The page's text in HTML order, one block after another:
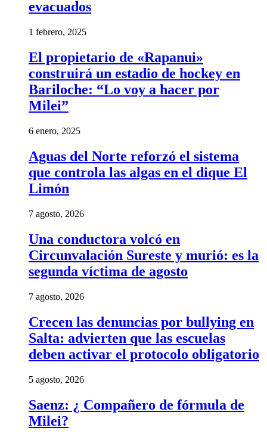
evacuados
1 febrero, 2025
El propietario de «Rapanui»
construirá un estadio de hockey en
Bariloche: “Lo voy a hacer por
Milei”
6 enero, 2025
Aguas del Norte reforzó el sistema
que controla las algas en el dique El
Limón
7 agosto, 2026
Una conductora volcó en
Circunvalación Sureste y murió: es la
segunda víctima de agosto
7 agosto, 2026
Crecen las denuncias por bullying en
Salta: advierten que las escuelas
deben activar el protocolo obligatorio
5 agosto, 2026
Saenz: ¿ Compañero de fórmula de
Milei?